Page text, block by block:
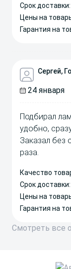
Срок доставки:
Цены на
Гарантия на
Сергей,
24 января
Подбирал
удобно,
Заказал без
раза.
Качество
Срок доставки:
Цены на
Гарантия на
Смотреть все